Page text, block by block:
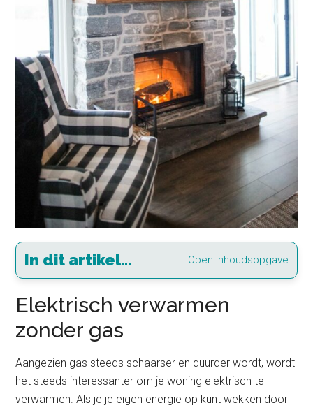
In dit artikel... Open inhoudsopgave
Elektrisch verwarmen
zonder gas
Aangezien gas steeds schaarser en duurder wordt, wordt
het steeds interessanter om je woning elektrisch te
verwarmen. Als je je eigen energie op kunt wekken door